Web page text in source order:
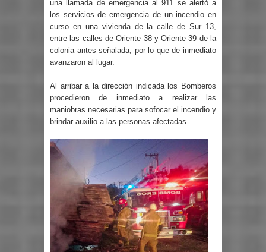
una llamada de emergencia al 911 se alertó a
los servicios de emergencia de un incendio en
curso en una vivienda de la calle de Sur 13,
entre las calles de Oriente 38 y Oriente 39 de la
colonia antes señalada, por lo que de inmediato
avanzaron al lugar.
Al arribar a la dirección indicada los Bomberos
procedieron de inmediato a realizar las
maniobras necesarias para sofocar el incendio y
brindar auxilio a las personas afectadas.